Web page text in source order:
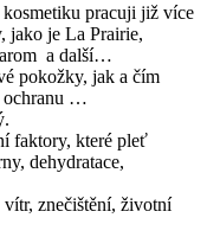
pracuji již více
jako je La Prairie,
a další…
pokožky, jak a čím
ochranu …
faktory, které pleť
dehydratace,
znečištění, životní